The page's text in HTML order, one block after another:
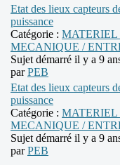
Etat des lieux capteurs
puissance
Catégorie : MATERIEL
MECANIQUE /
Sujet démarré il y a 9
parPEB
Etat des lieux capteurs
puissance
Catégorie : MATERIEL
MECANIQUE /
Sujet démarré il y a 9
parPEB